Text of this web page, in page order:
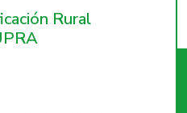
Rural